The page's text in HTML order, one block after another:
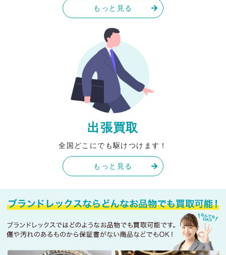
もっと見る
出張買取
全国どこにでも駆けつけます！
もっと見る